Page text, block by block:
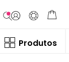
Produtos